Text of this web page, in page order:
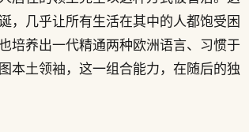
，几乎让所有生活在其中的人都饱受困
培养出一代精通两种欧洲语言、习惯于
本土领袖，这一组合能力，在随后的独